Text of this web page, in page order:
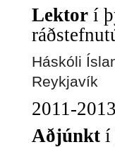
Lektor í
Háskóli
Reykjavík
2011-2013
Aðjúnkt í